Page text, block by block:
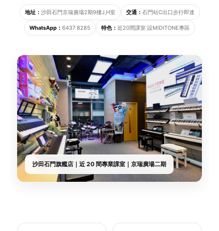
地址： 沙田石門京瑞廣場2期9樓J,H室 交通： 石門站C出口步行即達
WhatsApp： 6437 8285 特色： 近20間課室 設MIDITONE專區
沙田石門旗艦店｜近 20 間專業課室｜京瑞廣場二期